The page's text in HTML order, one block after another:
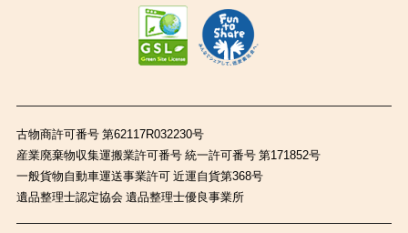
古物商許可番号 第62117R032230号
産業廃棄物収集運搬業許可番号 統一許可番号 第171852号
一般貨物自動車運送事業許可 近運自貨第368号
遺品整理士認定協会 遺品整理士優良事業所